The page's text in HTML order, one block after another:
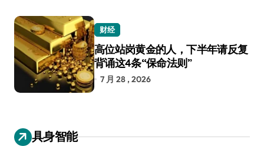
财经
高位站岗黄金的人，下半年请反复
背诵这4条“保命法则”
7 月 28 , 2026
具身智能